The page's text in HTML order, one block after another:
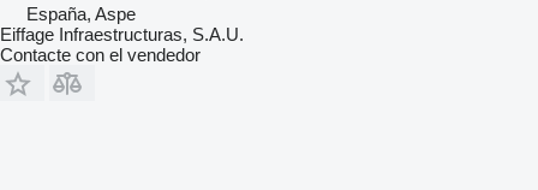
España, Aspe
Eiffage Infraestructuras, S.A.U.
Contacte con el vendedor